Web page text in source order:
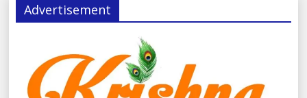
Advertisement